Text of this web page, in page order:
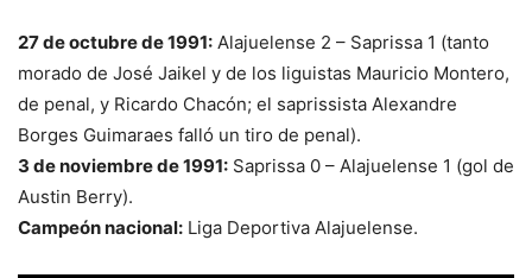
27 de octubre de 1991: Alajuelense 2 – Saprissa 1 (tanto
morado de José Jaikel y de los liguistas Mauricio Montero,
de penal, y Ricardo Chacón; el saprissista Alexandre
Borges Guimaraes falló un tiro de penal).
3 de noviembre de 1991: Saprissa 0 – Alajuelense 1 (gol de
Austin Berry).
Campeón nacional: Liga Deportiva Alajuelense.